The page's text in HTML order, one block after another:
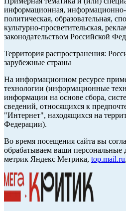
информационная, информационно-
политическая, образовательная,
культурно-просветительская,
законодательством Российской
Территория распространения:
зарубежные страны
На информационном ресурсе
технологии (информационные
информации на основе сбора,
сведений, относящихся к
"Интернет", находящихся на
Федерации).
Во время посещения сайта вы
обрабатываем ваши персональные
метрик Яндекс Метрика, top.mail.ru